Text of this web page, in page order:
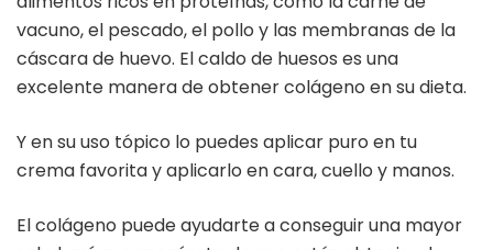
vacuno, el pescado, el pollo y las membranas de la
cáscara de huevo. El caldo de huesos es una
excelente manera de obtener colágeno en su dieta.
Y en su uso tópico lo puedes aplicar puro en tu
crema favorita y aplicarlo en cara, cuello y manos.
El colágeno puede ayudarte a conseguir una mayor